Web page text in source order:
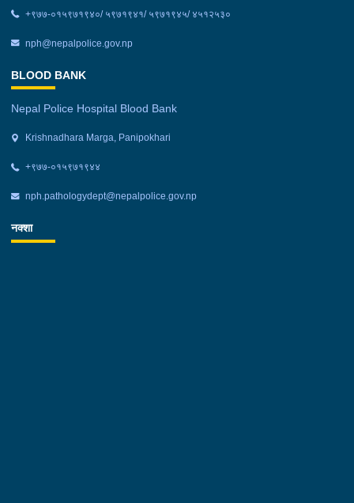
+९७७-०१५९७१९४०/ ५९७१९४१/ ५९७१९४५/ ४५१२५३०
nph@nepalpolice.gov.np
BLOOD BANK
Nepal Police Hospital Blood Bank
Krishnadhara Marga, Panipokhari
+‌९७७-०१५९७१९४४
nph.pathologydept@nepalpolice.gov.np
नक्शा